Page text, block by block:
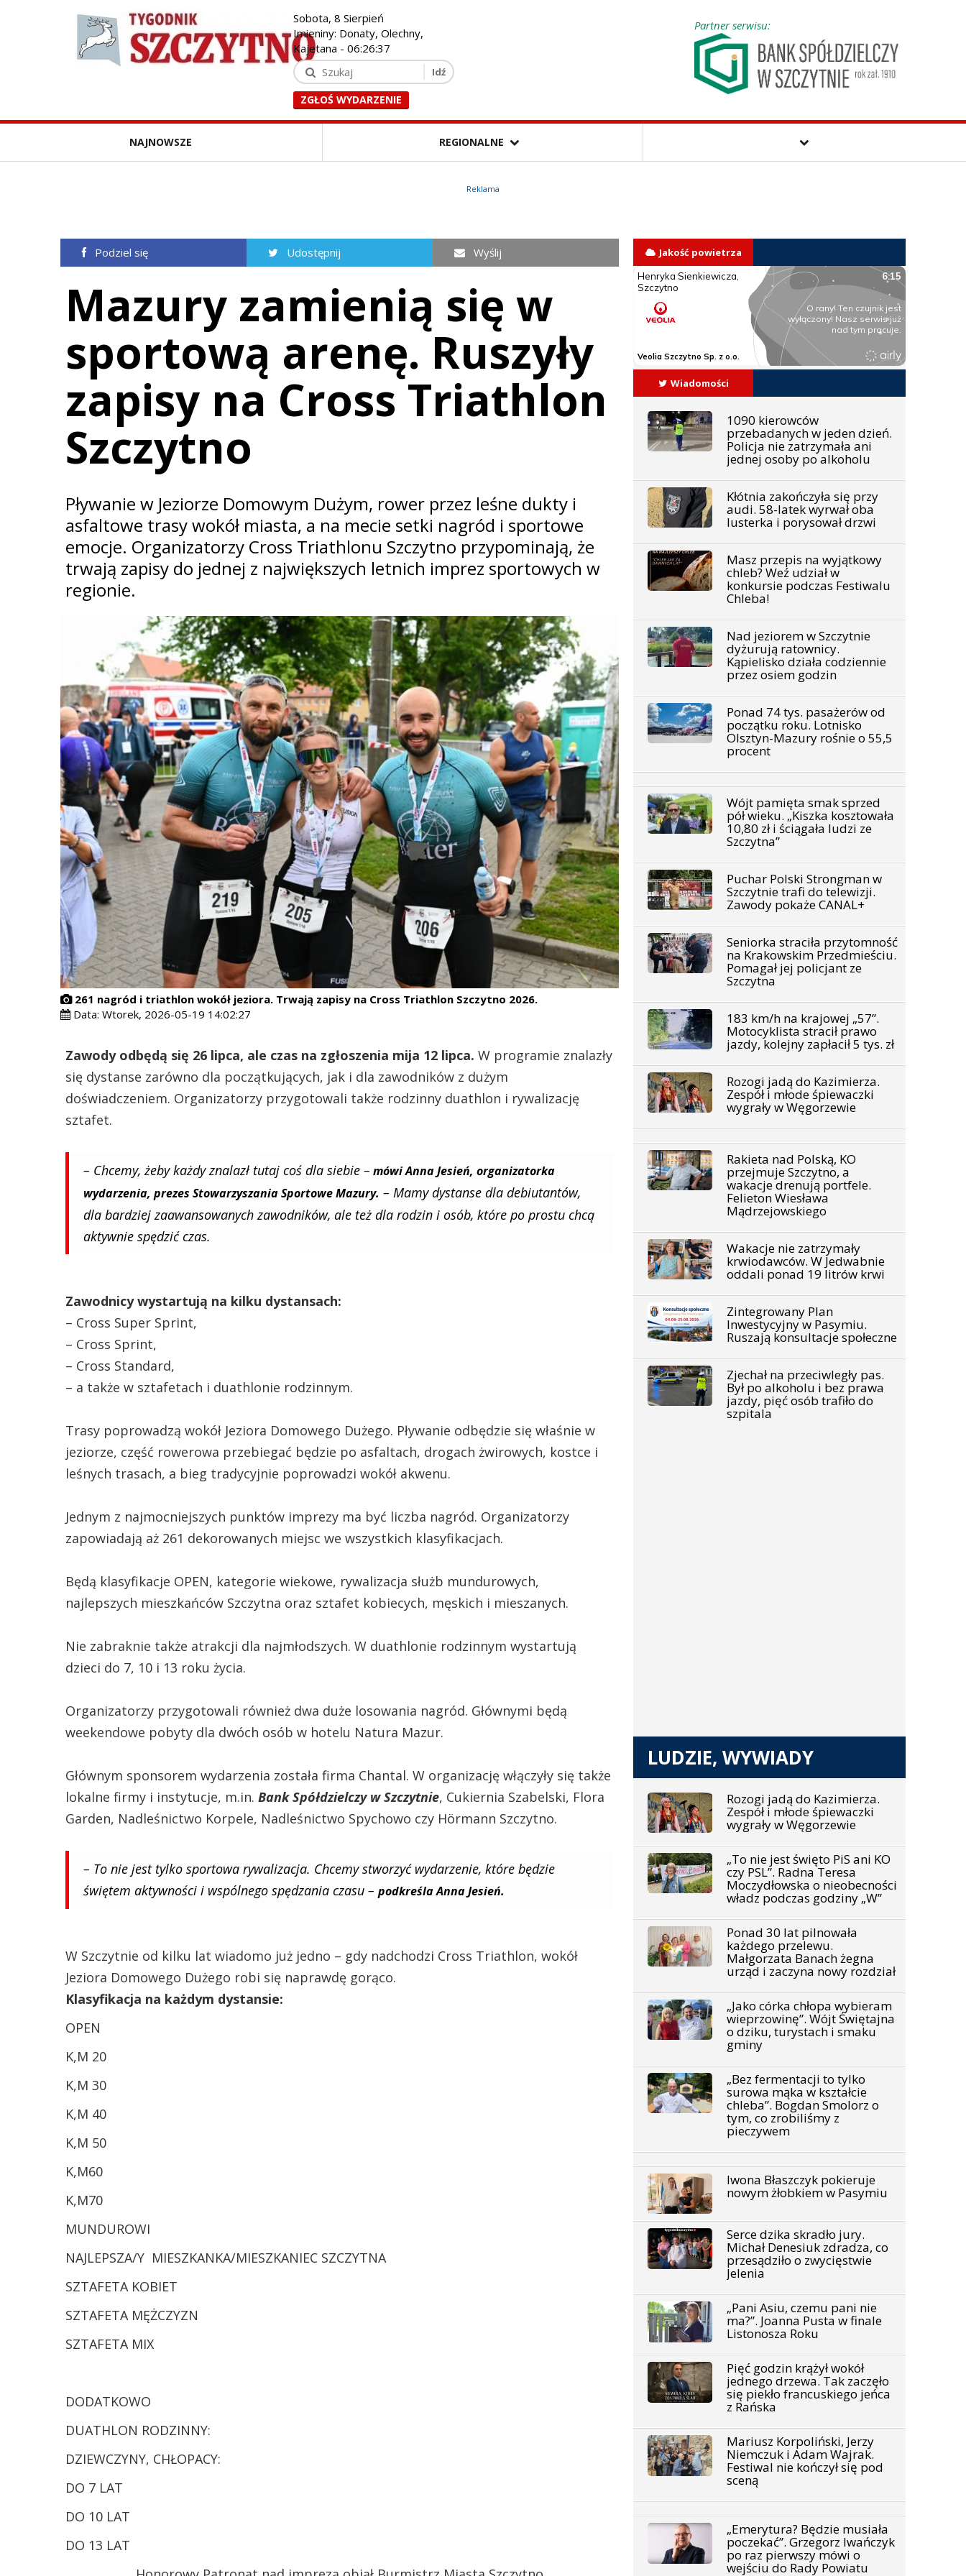
Sobota, 8 Sierpień
Imieniny: Donaty, Olechny,
Kajetana -06:26:39
ZGŁOŚ WYDARZENIE
Partner serwisu:
NAJNOWSZE REGIONALNE
Reklama
Podziel się Udostępnij Wyślij
Mazury zamienią się w
sportową arenę. Ruszyły
zapisy na Cross Triathlon
Szczytno
Pływanie w Jeziorze Domowym Dużym, rower przez leśne dukty i
asfaltowe trasy wokół miasta, a na mecie setki nagród i sportowe
emocje. Organizatorzy Cross Triathlonu Szczytno przypominają, że
trwają zapisy do jednej z największych letnich imprez sportowych w
regionie.
261 nagród i triathlon wokół jeziora. Trwają zapisy na Cross Triathlon Szczytno 2026.
Data:Wtorek, 2026-05-19 14:02:27
Zawody odbędą się 26 lipca, ale czas na zgłoszenia mija 12 lipca.W programie znalazły
się dystanse zarówno dla początkujących, jak i dla zawodników z dużym
doświadczeniem. Organizatorzy przygotowali także rodzinny duathlon i rywalizację
sztafet.
– Chcemy, żeby każdy znalazł tutaj coś dla siebie – mówi Anna Jesień, organizatorka
wydarzenia, prezes Stowarzyszania Sportowe Mazury. – Mamy dystanse dla debiutantów,
dla bardziej zaawansowanych zawodników, ale też dla rodzin i osób, które po prostu chcą
aktywnie spędzić czas.
Zawodnicy wystartują na kilku dystansach:
– Cross Super Sprint,
– Cross Sprint,
– Cross Standard,
– a także w sztafetach i duathlonie rodzinnym.
Trasy poprowadzą wokół Jeziora Domowego Dużego. Pływanie odbędzie się właśnie w
jeziorze, część rowerowa przebiegać będzie po asfaltach, drogach żwirowych, kostce i
leśnych trasach, a bieg tradycyjnie poprowadzi wokół akwenu.
Jednym z najmocniejszych punktów imprezy ma być liczba nagród. Organizatorzy
zapowiadają aż 261 dekorowanych miejsc we wszystkich klasyfikacjach.
Będą klasyfikacje OPEN, kategorie wiekowe, rywalizacja służb mundurowych,
najlepszych mieszkańców Szczytna oraz sztafet kobiecych, męskich i mieszanych.
Nie zabraknie także atrakcji dla najmłodszych. W duathlonie rodzinnym wystartują
dzieci do 7, 10 i 13 roku życia.
Organizatorzy przygotowali również dwa duże losowania nagród. Głównymi będą
weekendowe pobyty dla dwóch osób w hotelu Natura Mazur.
Głównym sponsorem wydarzenia została firma Chantal. W organizację włączyły się także
lokalne firmy i instytucje, m.in.Bank Spółdzielczy w Szczytnie, Cukiernia Szabelski, Flora
Garden, Nadleśnictwo Korpele, Nadleśnictwo Spychowo czy Hörmann Szczytno.
– To nie jest tylko sportowa rywalizacja. Chcemy stworzyć wydarzenie, które będzie
świętem aktywności i wspólnego spędzania czasu –podkreśla Anna Jesień.
W Szczytnie od kilku lat wiadomo już jedno – gdy nadchodzi Cross Triathlon, wokół
Jeziora Domowego Dużego robi się naprawdę gorąco.
Klasyfikacja na każdym dystansie:
OPEN
K,M 20
K,M 30
K,M 40
K,M 50
K,M60
K,M70
MUNDUROWI
NAJLEPSZA/Y MIESZKANKA/MIESZKANIEC SZCZYTNA
SZTAFETA KOBIET
SZTAFETA MĘŻCZYZN
SZTAFETA MIX
DODATKOWO
DUATHLON RODZINNY:
DZIEWCZYNY, CHŁOPACY:
DO 7 LAT
DO 10 LAT
DO 13 LAT
Jakość powietrza
Wiadomości
1090 kierowców
przebadanych w jeden dzień.
Policja nie zatrzymała ani
jednej osoby po alkoholu
Kłótnia zakończyła się przy
audi. 58-latek wyrwał oba
lusterka i porysował drzwi
Masz przepis na wyjątkowy
chleb? Weź udział w
konkursie podczas Festiwalu
Chleba!
Nad jeziorem w Szczytnie
dyżurują ratownicy.
Kąpielisko działa codziennie
przez osiem godzin
Ponad 74 tys. pasażerów od
początku roku. Lotnisko
Olsztyn-Mazury rośnie o 55,5
procent
Wójt pamięta smak sprzed
pół wieku. „Kiszka kosztowała
10,80 zł i ściągała ludzi ze
Szczytna”
Puchar Polski Strongman w
Szczytnie trafi do telewizji.
Zawody pokaże CANAL+
Seniorka straciła przytomność
na Krakowskim Przedmieściu.
Pomagał jej policjant ze
Szczytna
183 km/h na krajowej „57”.
Motocyklista stracił prawo
jazdy, kolejny zapłacił 5 tys. zł
Rozogi jadą do Kazimierza.
Zespół i młode śpiewaczki
wygrały w Węgorzewie
Rakieta nad Polską, KO
przejmuje Szczytno, a
wakacje drenują portfele.
Felieton Wiesława
Mądrzejowskiego
Wakacje nie zatrzymały
krwiodawców. W Jedwabnie
oddali ponad 19 litrów krwi
Zintegrowany Plan
Inwestycyjny w Pasymiu.
Ruszają konsultacje społeczne
Zjechał na przeciwległy pas.
Był po alkoholu i bez prawa
jazdy, pięć osób trafiło do
szpitala
LUDZIE, WYWIADY
Rozogi jadą do Kazimierza.
Zespół i młode śpiewaczki
wygrały w Węgorzewie
„To nie jest święto PiS ani KO
czy PSL”. Radna Teresa
Moczydłowska o nieobecności
władz podczas godziny „W”
Ponad 30 lat pilnowała
każdego przelewu.
Małgorzata Banach żegna
urząd i zaczyna nowy rozdział
„Jako córka chłopa wybieram
wieprzowinę”. Wójt Świętajna
o dziku, turystach i smaku
gminy
„Bez fermentacji to tylko
surowa mąka w kształcie
chleba”. Bogdan Smolorz o
tym, co zrobiliśmy z
pieczywem
Iwona Błaszczyk pokieruje
nowym żłobkiem w Pasymiu
Serce dzika skradło jury.
Michał Denesiuk zdradza, co
przesądziło o zwycięstwie
Jelenia
„Pani Asiu, czemu pani nie
ma?”. Joanna Pusta w finale
Listonosza Roku
Pięć godzin krążył wokół
jednego drzewa. Tak zaczęło
się piekło francuskiego jeńca
z Rańska
Mariusz Korpoliński, Jerzy
Niemczuk i Adam Wajrak.
Festiwal nie kończył się pod
sceną
„Emerytura? Będzie musiała
poczekać”. Grzegorz Iwańczyk
po raz pierwszy mówi o
wejściu do Rady Powiatu